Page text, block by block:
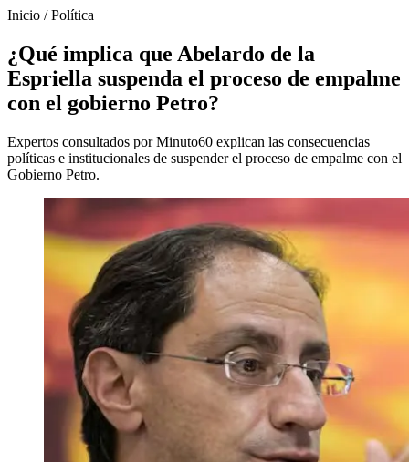
Inicio /Política
¿Qué implica que Abelardo de la
Espriella suspenda el proceso de empalme
con el gobierno Petro?
Expertos consultados por Minuto60 explican las consecuencias
políticas e institucionales de suspender el proceso de empalme con el
Gobierno Petro.